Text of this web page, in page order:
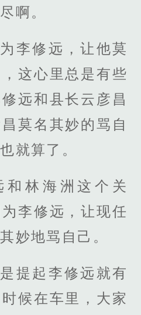
啊。
李修远，让他莫
这心里总是有些
远和县长云彦昌
莫名其妙的骂自
就算了。
和林海洲这个关
李修远，让现任
妙地骂自己。
提起李修远就有
候在车里，大家